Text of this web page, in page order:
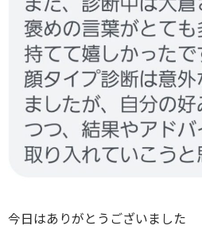
今日はありがとうございました